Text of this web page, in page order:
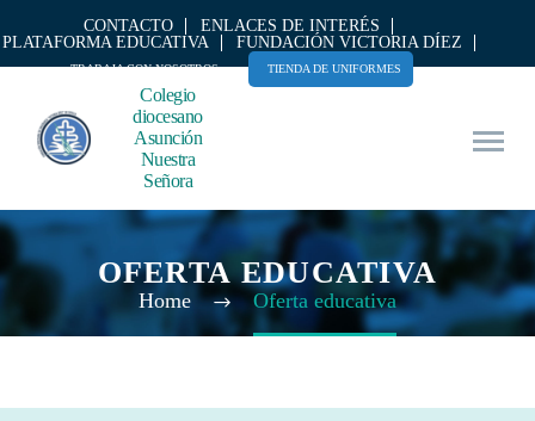
CONTACTO
ENLACES DE INTERÉS
PLATAFORMA EDUCATIVA
FUNDACIÓN VICTORIA DÍEZ
TRABAJA CON NOSOTROS TIENDA DE UNIFORMES
Colegio
diocesano
Asunción
Nuestra
Señora
OFERTA EDUCATIVA
Home Oferta educativa